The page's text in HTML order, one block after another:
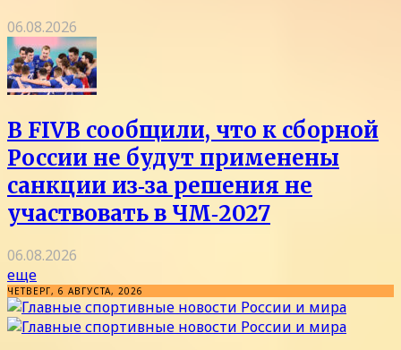
06.08.2026
В FIVB сообщили, что к сборной
России не будут применены
санкции из‑за решения не
участвовать в ЧМ‑2027
06.08.2026
еще
ЧЕТВЕРГ, 6 АВГУСТА, 2026